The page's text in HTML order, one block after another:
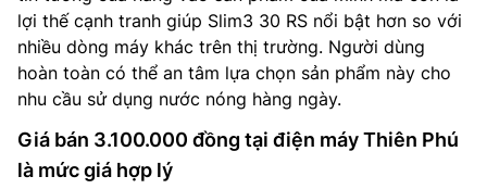
lợi thế cạnh tranh giúp Slim3 30 RS nổi bật hơn so với
nhiều dòng máy khác trên thị trường. Người dùng
hoàn toàn có thể an tâm lựa chọn sản phẩm này cho
nhu cầu sử dụng nước nóng hàng ngày.
Giá bán 3.100.000 đồng tại điện máy Thiên Phú
là mức giá hợp lý